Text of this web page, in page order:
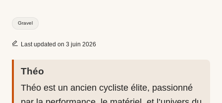
Tags:
Gravel
Last updated on 3 juin 2026
Théo
Théo est un ancien cycliste élite, passionné